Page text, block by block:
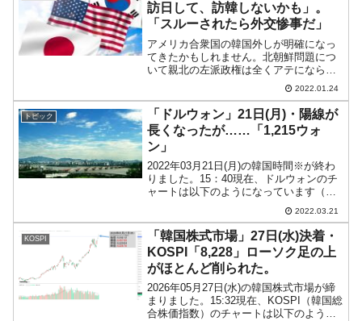
訪日して、訪韓しないかも」。
「スルーされたら外交惨事だ」
アメリカ合衆国の韓国外しが明確になっ
てきたかもしれません。北朝鮮問題につ
いて親北の左派政権は全くアテにならな
いので、これは仕方がありませんが、し
かし外されたら外されたで韓国は不安に
なるのです。韓国の左派であっても「安
全保障はアメリカ合衆国に...
2022.01.24
トピック
「ドルウォン」21日(月)・陽線が
長くなったが……「1,215ウォ
ン」
2022年03月21日(月)の韓国時間※が終わ
りました。15：40現在、ドルウォンのチ
ャートは以下のようになっています（チ
ャートは『Investing.com』より引用）。
陽線が長くなりました。一時は「1ドル＝
1,217ウォン」までいったの...
2022.03.21
KOSPI
「韓国株式市場」27日(水)決着・
KOSPI「8,228」ローソク足の上
がほとんど削られた。
2026年05月27日(水)の韓国株式市場が締
まりました。15:32現在、KOSPI（韓国総
合株価指数）のチャートは以下のように